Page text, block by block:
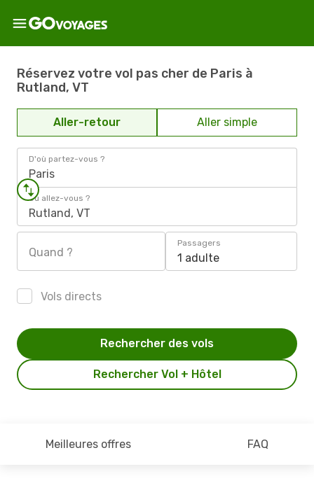
Réservez votre vol pas cher de Paris à
Rutland, VT
Aller-retour Aller simple
D'où partez-vous ?
Paris
Où allez-vous ?
Rutland, VT
Quand ?
Passagers
1 adulte
Vols directs
Rechercher Vol + Hôtel
Rechercher des vols
Meilleures offres FAQ